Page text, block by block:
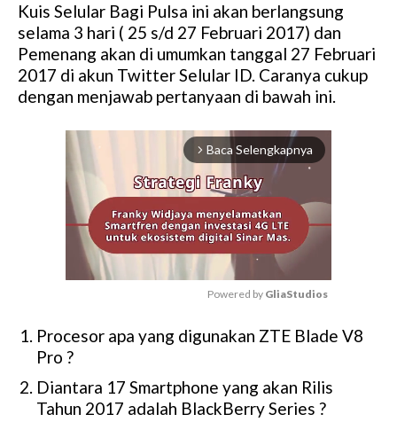
Kuis Selular Bagi Pulsa ini akan berlangsung
selama 3 hari ( 25 s/d 27 Februari 2017) dan
Pemenang akan di umumkan tanggal 27 Februari
2017 di akun Twitter Selular ID. Caranya cukup
dengan menjawab pertanyaan di bawah ini.
arrow_forward_ios Baca Selengkapnya
M
u
e
Powered by GliaStudios
Procesor apa yang digunakan ZTE Blade V8
Pro ?
Diantara 17 Smartphone yang akan Rilis
Tahun 2017 adalah BlackBerry Series ?